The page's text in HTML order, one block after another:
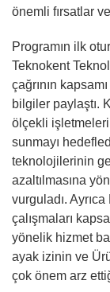
önemli fırsatlar
Programın ilk
Teknokent
çağrının
bilgiler paylaştı.
ölçekli
sunmayı
teknolojilerinin
azaltılmasına
vurguladı.
çalışmaları
yönelik hizmet
ayak izinin ve
çok önem arz